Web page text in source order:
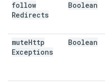
follow
Redirects
Boolean
muteHttp
Exceptions
Boolean